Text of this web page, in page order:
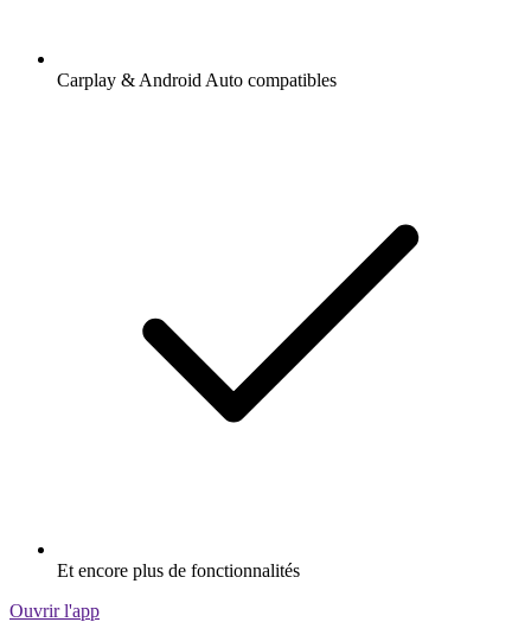
Carplay & Android Auto compatibles
Et encore plus de fonctionnalités
Ouvrir l'app